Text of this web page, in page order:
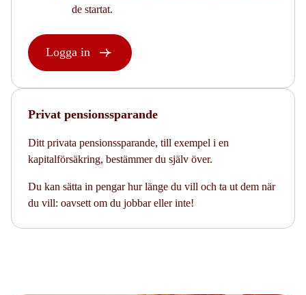
de startat.
Logga in
Privat pensionssparande
Ditt privata pensionssparande, till exempel i en
kapitalförsäkring, bestämmer du själv över.
Du kan sätta in pengar hur länge du vill och ta ut dem när
du vill: oavsett om du jobbar eller inte!